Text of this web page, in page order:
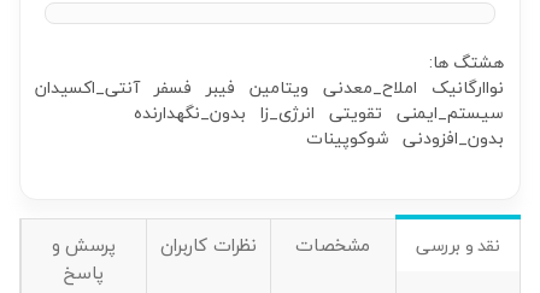
هشتگ ها:
نواارگانیک املاح_معدنی ویتامین فیبر فسفر آنتی_اکسیدان
سیستم_ایمنی تقویتی انرژی_زا بدون_نگهدارنده
بدون_افزودنی شوکوپینات
نقد و بررسی مشخصات نظرات کاربران
پرسش و
پاسخ